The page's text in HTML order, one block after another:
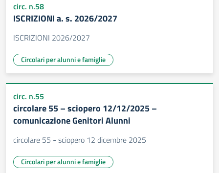
circ. n.58
ISCRIZIONI a. s. 2026/2027
ISCRIZIONI 2026/2027
Circolari per alunni e famiglie
circ. n.55
circolare 55 – sciopero 12/12/2025 –
comunicazione Genitori Alunni
circolare 55 - sciopero 12 dicembre 2025
Circolari per alunni e famiglie